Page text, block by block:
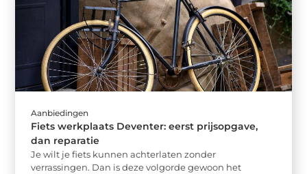
Aanbiedingen
Fiets werkplaats Deventer: eerst prijsopgave,
dan reparatie
Je wilt je fiets kunnen achterlaten zonder
verrassingen. Dan is deze volgorde gewoon het